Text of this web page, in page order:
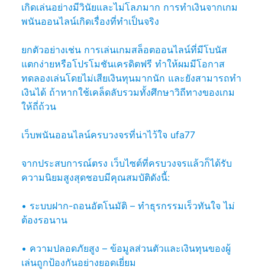
เกิดเล่นอย่างมีวินัยและไม่โลภมาก การทำเงินจากเกม
พนันออนไลน์เกิดเรื่องที่ทำเป็นจริง
ยกตัวอย่างเช่น การเล่นเกมสล็อตออนไลน์ที่มีโบนัส
แตกง่ายหรือโปรโมชันเครดิตฟรี ทำให้ผมมีโอกาส
ทดลองเล่นโดยไม่เสียเงินทุนมากนัก และยังสามารถทำ
เงินได้ ถ้าหากใช้เคล็ดลับรวมทั้งศึกษาวิถีทางของเกม
ให้ถี่ถ้วน
เว็บพนันออนไลน์ครบวงจรที่น่าไว้ใจ ufa77
จากประสบการณ์ตรง เว็บไซต์ที่ครบวงจรแล้วก็ได้รับ
ความนิยมสูงสุดชอบมีคุณสมบัติดังนี้:
• ระบบฝาก-ถอนอัตโนมัติ – ทำธุรกรรมเร็วทันใจ ไม่
ต้องรอนาน
• ความปลอดภัยสูง – ข้อมูลส่วนตัวและเงินทุนของผู้
เล่นถูกป้องกันอย่างยอดเยี่ยม